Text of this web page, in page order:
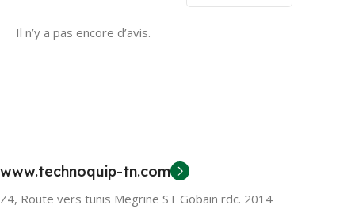
Il n’y a pas encore d’avis.
www.technoquip-tn.com
Z4, Route vers tunis Megrine ST Gobain rdc. 2014